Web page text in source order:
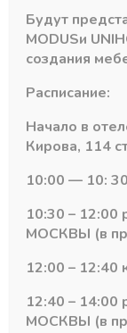
-
товара
Панель
EvoGloss
18*1220*2800
Р102/605
КРЕМ
глянец
+
Категория:
Похожие
Будут
MODUSи
создания
Расписание:
Начало в
Кирова, 114
10:00 — 10:
10:30 – 12:00
МОСКВЫ (в
12:00 – 12:40
12:40 – 14:00
МОСКВЫ (в